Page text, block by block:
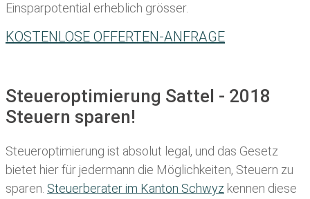
Einsparpotential erheblich grösser.
KOSTENLOSE OFFERTEN-ANFRAGE
Steueroptimierung Sattel - 2018
Steuern sparen!
Steueroptimierung ist absolut legal, und das Gesetz
bietet hier für jedermann die Möglichkeiten, Steuern zu
sparen. Steuerberater im K anton Schwyz kennen diese